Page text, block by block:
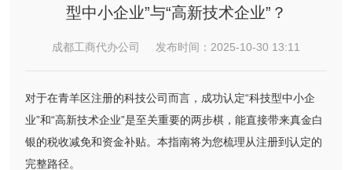
型中小企业”与“高新技术企业”？​
成都工商代办公司 发布时间：2025-10-30 13:11
对于在青羊区注册的科技公司而言，成功认定“科技型中小企
业”和“高新技术企业”是至关重要的两步棋，能直接带来真金白
银的税收减免和资金补贴。本指南将为您梳理从注册到认定的
完整路径。